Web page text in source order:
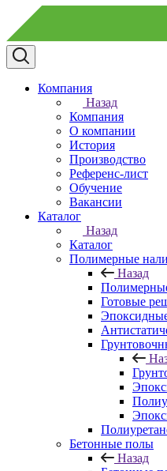
Компания
Назад
Компания
О компании
История
Производство
Референс-лист
Обучение
Вакансии
Каталог
Назад
Каталог
Полимерные
Назад
Готовые
Бетонные полы
Назад